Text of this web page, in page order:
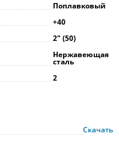
Поплавковый
+40
2ʺ (50)
Нержавеющая
сталь
2
Скачать